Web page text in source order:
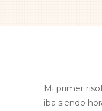
Mi primer
iba siendo